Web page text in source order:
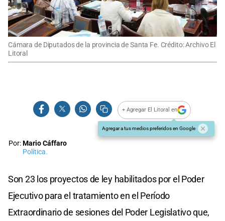
Cámara de Diputados de la provincia de Santa Fe. Crédito: Archivo El
Litoral
+ Agregar El Litoral en
Agregar a tus medios preferidos en Google
Por:Mario Cáffaro
Política.
Son 23 los proyectos de ley habilitados por el Poder
Ejecutivo para el tratamiento en el Período
Extraordinario de sesiones del Poder Legislativo que,